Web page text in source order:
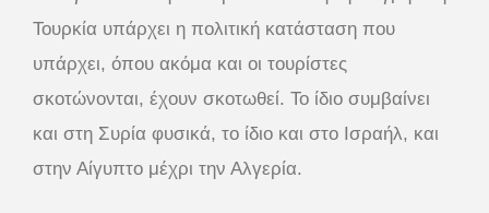
Τουρκία υπάρχει η πολιτική κατάσταση που
υπάρχει, όπου ακόμα και οι τουρίστες
σκοτώνονται, έχουν σκοτωθεί. Το ίδιο συμβαίνει
και στη Συρία φυσικά, το ίδιο και στο Ισραήλ, και
στην Αίγυπτο μέχρι την Αλγερία.